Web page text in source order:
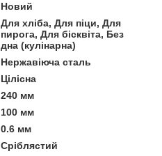
Новий
Для хліба, Для піци, Для
пирога, Для бісквіта, Без
дна (кулінарна)
Нержавіюча сталь
Цілісна
240 мм
100 мм
0.6 мм
Сріблястий